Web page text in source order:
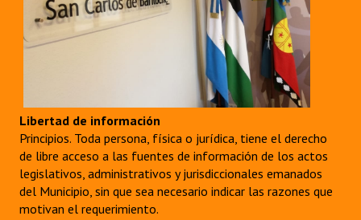
Libertad de información
Principios. Toda persona, física o jurídica, tiene el derecho
de libre acceso a las fuentes de información de los actos
legislativos, administrativos y jurisdiccionales emanados
del Municipio, sin que sea necesario indicar las razones que
motivan el requerimiento.